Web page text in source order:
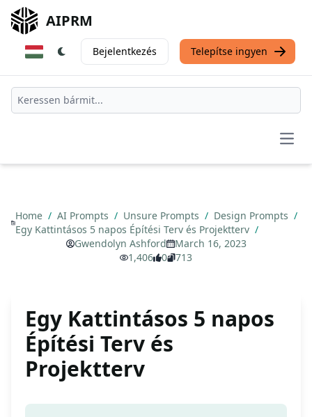
AIPRM
Bejelentkezés Telepítse ingyen
Home / AI Prompts / Unsure Prompts / Design Prompts /
Egy Kattintásos 5 napos Építési Terv és Projektterv /
Gwendolyn Ashford
March 16, 2023
1,406
0 713
Egy Kattintásos 5 napos
Építési Terv és
Projektterv